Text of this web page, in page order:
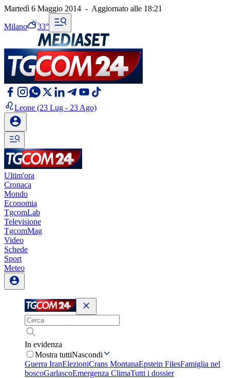
Martedì 6 Maggio 2014 - Aggiornato alle 18:21
Milano 33°
Leone (23 Lug - 23 Ago)
Ultim'ora
Cronaca
Mondo
Economia
TgcomLab
Televisione
TgcomMag
Video
Schede
Sport
Meteo
In evidenza
Mostra tuttiNascondi
Guerra IranElezioniCrans MontanaEpstein FilesFamiglia nel
boscoGarlascoEmergenza ClimaTutti i dossier